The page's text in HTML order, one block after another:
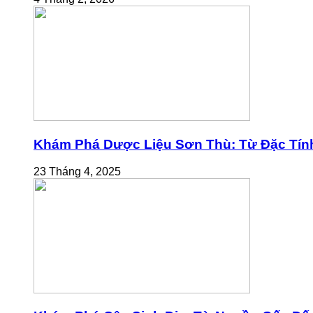
Khám Phá Dược Liệu Sơn Thù: Từ Đặc
23 Tháng 4, 2025